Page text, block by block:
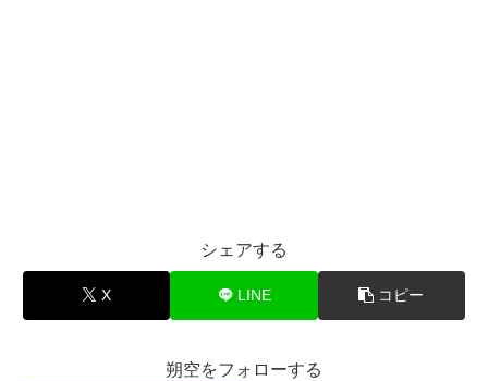
シェアする
X LINE コピー
朔空をフォローする